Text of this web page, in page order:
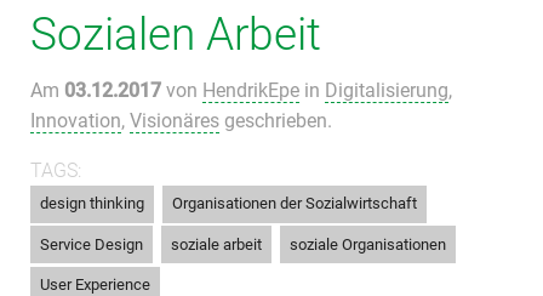
Sozialen Arbeit
Am 03.12.2017 von HendrikEpe in Digitalisierung,
Innovation, Visionäres geschrieben.
TAGS:
design thinking Organisationen der Sozialwirtschaft
Service Design soziale arbeit soziale Organisationen
User Experience